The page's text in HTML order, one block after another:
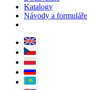
Katalogy
Návody a formuláře